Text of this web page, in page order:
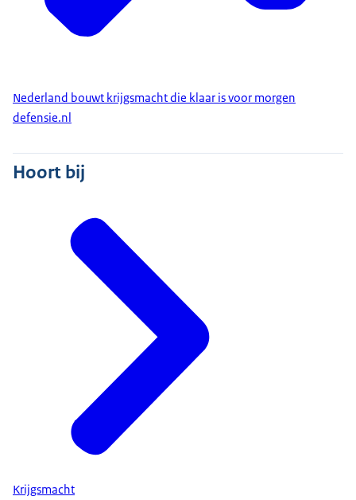
Nederland bouwt krijgsmacht die klaar is voor morgen
defensie.nl
Hoort bij
Krijgsmacht